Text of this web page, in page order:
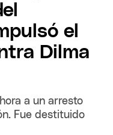
el
Dilma
a un arresto
Fue destituido